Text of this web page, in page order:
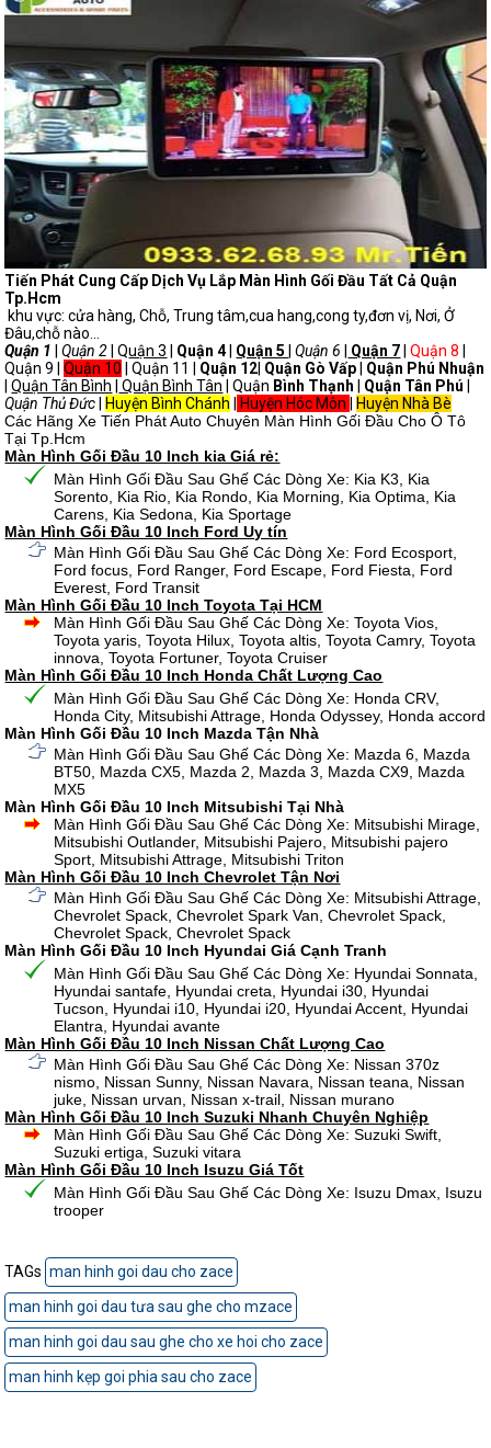
Tiến Phát Cung Cấp Dịch Vụ Lắp Màn Hình Gối Đầu Tất Cả Quận
Tp.Hcm
khu vực: cửa hàng, Chỗ, Trung tâm,cua hang,cong ty,đơn vị, Nơi, Ở
Đâu,chỗ nào...
Quận 1 |Quận 2 | Quận 3 Quận 4| Quận 5 |Quận 6 Quận 7 |Quận 8
Quận 9 |Quận 10 | Quận 11 | Quận 12 Quận Gò Vấp
Quận Phú Nhuận
|Quận Tân Bình Quận Bình Tân | Quận Bình Thạnh Quận Tân Phú
Quận Thủ Đức
Huyện Bình Chánh Huyện Hóc Môn
Huyện Nhà Bè
Các Hãng Xe Tiến Phát Auto Chuyên Màn Hình Gối Đầu Cho Ô Tô
Tại Tp.Hcm
Màn Hình Gối Đầu 10 Inch kia Giá rẻ:
Màn Hình Gối Đầu Sau Ghế Các Dòng Xe: Kia K3, Kia
Sorento, Kia Rio, Kia Rondo, Kia Morning, Kia Optima, Kia
Carens, Kia Sedona, Kia Sportage
Màn Hình Gối Đầu 10 Inch Ford Uy tín
Màn Hình Gối Đầu Sau Ghế Các Dòng Xe: Ford Ecosport,
Ford focus, Ford Ranger, Ford Escape, Ford Fiesta, Ford
Everest, Ford Transit
Màn Hình Gối Đầu 10 Inch Toyota Tại HCM
Màn Hình Gối Đầu Sau Ghế Các Dòng Xe: Toyota Vios,
Toyota yaris, Toyota Hilux, Toyota altis, Toyota Camry, Toyota
innova, Toyota Fortuner, Toyota Cruiser
Màn Hình Gối Đầu 10 Inch Honda Chất Lượng Cao
Màn Hình Gối Đầu Sau Ghế Các Dòng Xe: Honda CRV,
Honda City, Mitsubishi Attrage, Honda Odyssey, Honda accord
Màn Hình Gối Đầu 10 Inch Mazda Tận Nhà
Màn Hình Gối Đầu Sau Ghế Các Dòng Xe: Mazda 6, Mazda
BT50, Mazda CX5, Mazda 2, Mazda 3, Mazda CX9, Mazda
MX5
Màn Hình Gối Đầu 10 Inch Mitsubishi Tại Nhà
Màn Hình Gối Đầu Sau Ghế Các Dòng Xe: Mitsubishi Mirage,
Mitsubishi Outlander, Mitsubishi Pajero, Mitsubishi pajero
Sport, Mitsubishi Attrage, Mitsubishi Triton
Màn Hình Gối Đầu 10 Inch Chevrolet Tận Nơi
Màn Hình Gối Đầu Sau Ghế Các Dòng Xe: Mitsubishi Attrage,
Chevrolet Spack, Chevrolet Spark Van, Chevrolet Spack,
Chevrolet Spack, Chevrolet Spack
Màn Hình Gối Đầu 10 Inch Hyundai Giá Cạnh Tranh
Màn Hình Gối Đầu Sau Ghế Các Dòng Xe: Hyundai Sonnata,
Hyundai santafe, Hyundai creta, Hyundai i30, Hyundai
Tucson, Hyundai i10, Hyundai i20, Hyundai Accent, Hyundai
Elantra, Hyundai avante
Màn Hình Gối Đầu 10 Inch Nissan Chất Lượng Cao
Màn Hình Gối Đầu Sau Ghế Các Dòng Xe: Nissan 370z
nismo, Nissan Sunny, Nissan Navara, Nissan teana, Nissan
juke, Nissan urvan, Nissan x-trail, Nissan murano
Màn Hình Gối Đầu 10 Inch Suzuki Nhanh Chuyên Nghiệp
Màn Hình Gối Đầu Sau Ghế Các Dòng Xe: Suzuki Swift,
Suzuki ertiga, Suzuki vitara
Màn Hình Gối Đầu 10 Inch Isuzu Giá Tốt
Màn Hình Gối Đầu Sau Ghế Các Dòng Xe: Isuzu Dmax, Isuzu
trooper
TAGs man hinh goi dau cho zace
man hinh goi dau tưa sau ghe cho mzace
man hinh goi dau sau ghe cho xe hoi cho zace
man hinh kẹp goi phia sau cho zace